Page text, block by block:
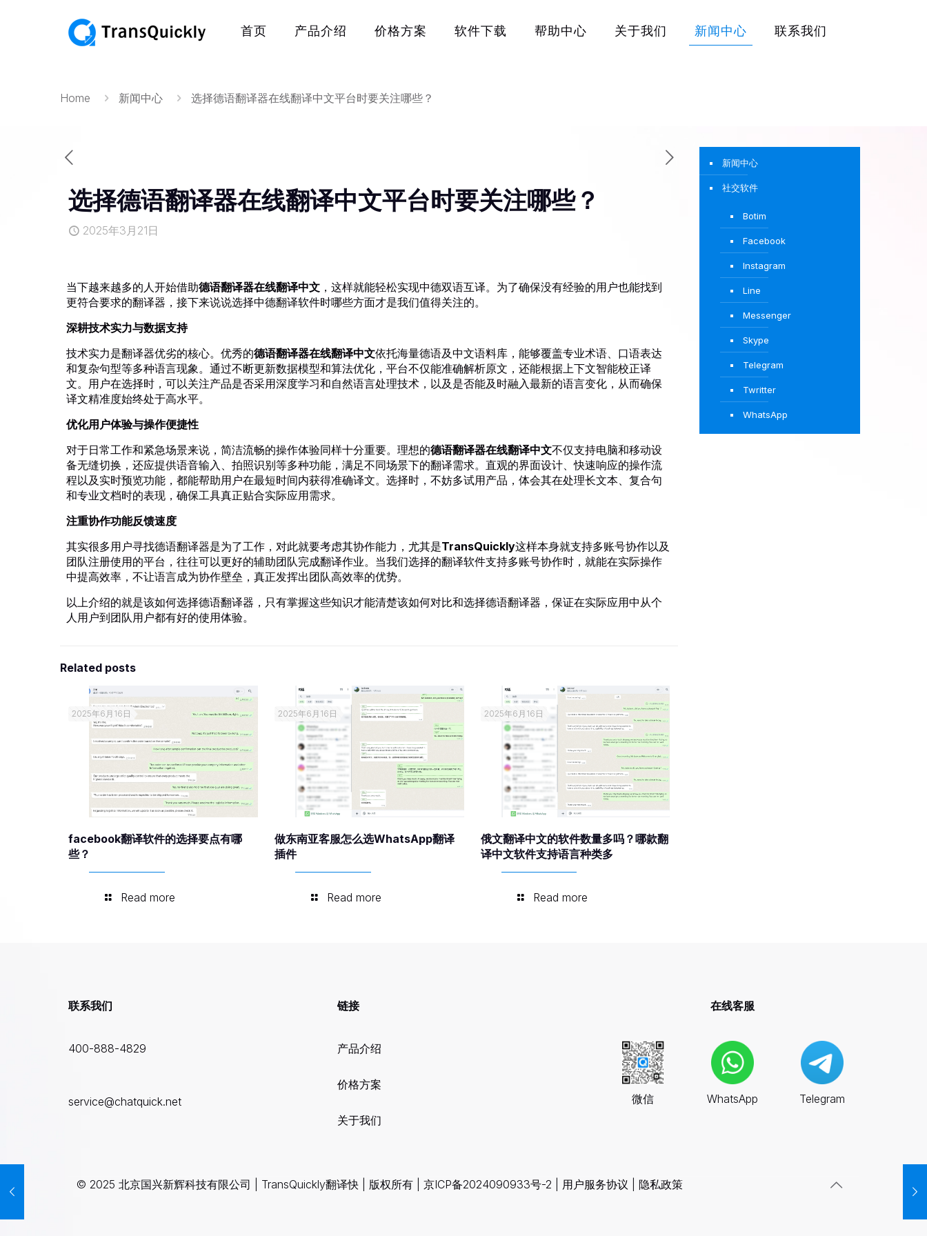
首页 产品介绍 价格方案 软件下载 帮助中心 关于我们 新闻中心 联系我们
Home 新闻中心 选择德语翻译器在线翻译中文平台时要关注哪些？
选择德语翻译器在线翻译中文平台时要关注哪些？
2025年3月21日
当下越来越多的人开始借助德语翻译器在线翻译中文，这样就能轻松实现中德双语互译。为了确保没有经验的用户也能找到
更符合要求的翻译器，接下来说说选择中德翻译软件时哪些方面才是我们值得关注的。
深耕技术实力与数据支持
技术实力是翻译器优劣的核心。优秀的德语翻译器在线翻译中文依托海量德语及中文语料库，能够覆盖专业术语、口语表达
和复杂句型等多种语言现象。通过不断更新数据模型和算法优化，平台不仅能准确解析原文，还能根据上下文智能校正译
文。用户在选择时，可以关注产品是否采用深度学习和自然语言处理技术，以及是否能及时融入最新的语言变化，从而确保
译文精准度始终处于高水平。
优化用户体验与操作便捷性
对于日常工作和紧急场景来说，简洁流畅的操作体验同样十分重要。理想的德语翻译器在线翻译中文不仅支持电脑和移动设
备无缝切换，还应提供语音输入、拍照识别等多种功能，满足不同场景下的翻译需求。直观的界面设计、快速响应的操作流
程以及实时预览功能，都能帮助用户在最短时间内获得准确译文。选择时，不妨多试用产品，体会其在处理长文本、复合句
和专业文档时的表现，确保工具真正贴合实际应用需求。
注重协作功能反馈速度
其实很多用户寻找德语翻译器是为了工作，对此就要考虑其协作能力，尤其是TransQuickly这样本身就支持多账号协作以及
团队注册使用的平台，往往可以更好的辅助团队完成翻译作业。当我们选择的翻译软件支持多账号协作时，就能在实际操作
中提高效率，不让语言成为协作壁垒，真正发挥出团队高效率的优势。
以上介绍的就是该如何选择德语翻译器，只有掌握这些知识才能清楚该如何对比和选择德语翻译器，保证在实际应用中从个
人用户到团队用户都有好的使用体验。
Related posts
2025年6月16日
facebook翻译软件的选择要点有哪
些？
Read more
2025年6月16日
做东南亚客服怎么选WhatsApp翻译
插件
Read more
2025年6月16日
俄文翻译中文的软件数量多吗？哪款翻
译中文软件支持语言种类多
Read more
新闻中心
社交软件
Botim
Facebook
Instagram
Line
Messenger
Skype
Telegram
Twritter
WhatsApp
联系我们
400-888-4829
service@chatquick.net
链接
产品介绍
价格方案
关于我们
在线客服
微信 WhatsApp Telegram
© 2025 北京国兴新辉科技有限公司 | TransQuickly翻译快 | 版权所有 | 京ICP备2024090933号-2 用户服务协议 隐私政策